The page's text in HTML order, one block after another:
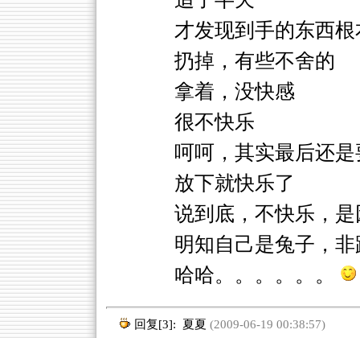
才发现到手的东西
扔掉，有些不舍的
拿着，没快感
很不快乐
呵呵，其实最后还
放下就快乐了
说到底，不快乐，
明知自己是兔子，
哈哈。。。。。。
回复[3]: 夏夏 (2009-06-19 00:38:57)